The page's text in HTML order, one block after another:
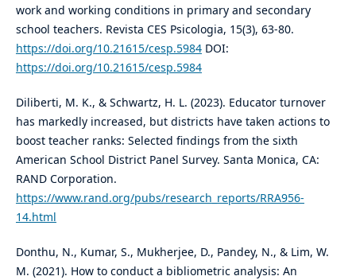
work and working conditions in primary and secondary
school teachers. Revista CES Psicologia, 15(3), 63-80.
https://doi.org/10.21615/cesp.5984DOI:
https://doi.org/10.21615/cesp.5984
Diliberti, M. K., & Schwartz, H. L. (2023). Educator turnover
has markedly increased, but districts have taken actions to
boost teacher ranks: Selected findings from the sixth
American School District Panel Survey. Santa Monica, CA:
RAND Corporation.
https://www.rand.org/pubs/research_reports/RRA956-
14.html
Donthu, N., Kumar, S., Mukherjee, D., Pandey, N., & Lim, W.
M. (2021). How to conduct a bibliometric analysis: An